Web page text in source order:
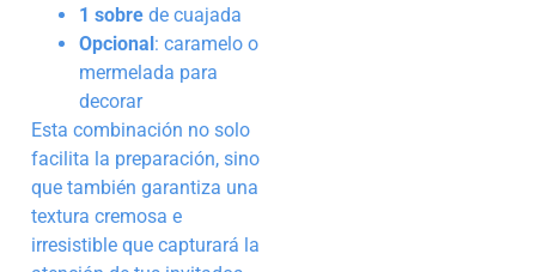
1 sobre de cuajada
Opcional: caramelo o
mermelada para
decorar
Esta combinación no solo
facilita la preparación, sino
que también garantiza una
textura cremosa e
irresistible que capturará la